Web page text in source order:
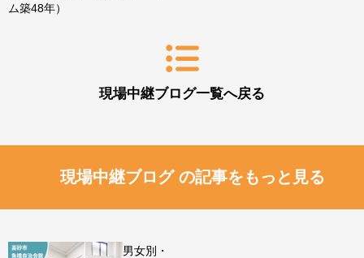
ム築48年）
現場中継ブログ一覧へ戻る
現場中継ブログ の記事をもっと見る
男女別・